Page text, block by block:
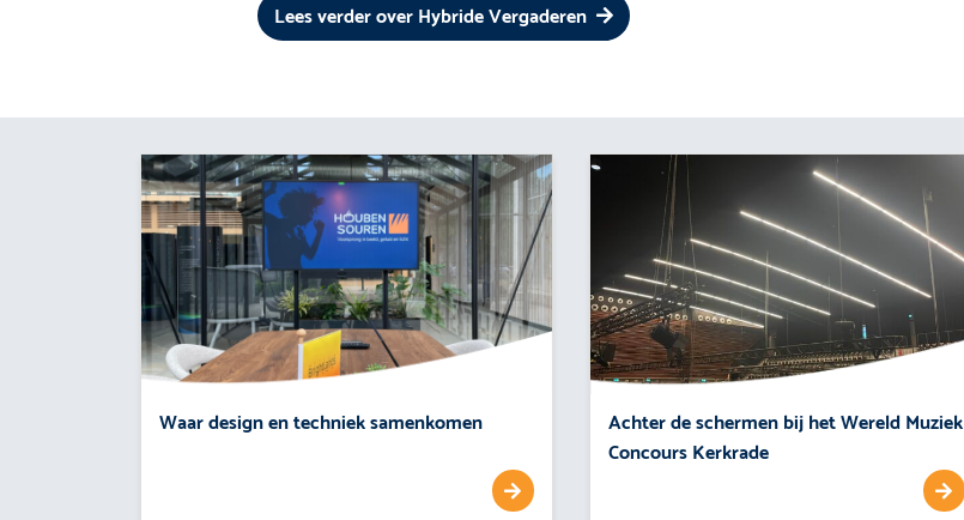
Lees verder over Hybride Vergaderen
Waar design en techniek samenkomen
Achter de schermen bij het Wereld Muziek
Concours Kerkrade